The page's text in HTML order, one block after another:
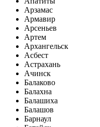
Арзамас
Армавир
Арсеньев
Артем
Архангельск
Асбест
Астрахань
Ачинск
Балаково
Балахна
Балашиха
Балашов
Барнаул